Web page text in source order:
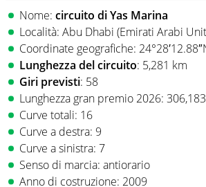
appassionato su tutto il mondo
calciomercato, F1, Motomondiale
volley, basket: su Virgilio Sport i
sanno che troveranno sempre
zero faziosità. La squadra di
giornalisti ed esperti di sport abili
rimessa quando intercettano le
verso la rete, sia nella costruzione
creano contenuti 100% originali ed
Nome: circuito di Yas Marina
Località: Abu Dhabi (Emirati Arabi
Coordinate geografiche:
Lunghezza del circuito: 5,281 km
Giri previsti: 58
Lunghezza gran premio 2026:
Curve totali: 16
Curve a destra: 9
Curve a sinistra: 7
Senso di marcia: antiorario
Anno di costruzione: 2009